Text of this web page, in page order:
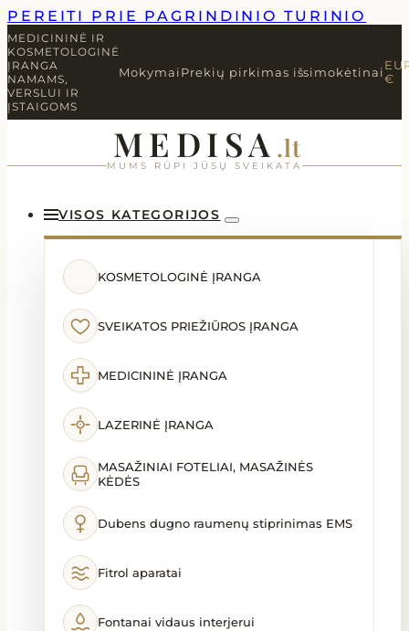
PEREITI PRIE PAGRINDINIO TURINIO
MEDICININĖ IR
KOSMETOLOGINĖ
ĮRANGA
NAMAMS,
VERSLUI IR
ĮSTAIGOMS
Mokymai Prekių pirkimas išsimokėtinai€
MEDISA .lt
MUMS RŪPI JŪSŲ SVEIKATA
VISOS KATEGORIJOS
KOSMETOLOGINĖ ĮRANGA
SVEIKATOS PRIEŽIŪROS ĮRANGA
MEDICININĖ ĮRANGA
LAZERINĖ ĮRANGA
MASAŽINIAI FOTELIAI, MASAŽINĖS
KĖDĖS
Dubens dugno raumenų stiprinimas EMS
Fitrol aparatai
Fontanai vidaus interjerui